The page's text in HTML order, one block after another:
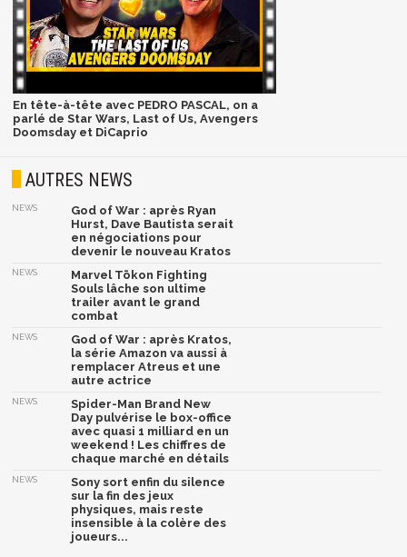
En tête-à-tête avec PEDRO PASCAL, on a
parlé de Star Wars, Last of Us, Avengers
Doomsday et DiCaprio
AUTRES NEWS
NEWS
God of War : après Ryan
Hurst, Dave Bautista serait
en négociations pour
devenir le nouveau Kratos
NEWS
Marvel Tōkon Fighting
Souls lâche son ultime
trailer avant le grand
combat
NEWS
God of War : après Kratos,
la série Amazon va aussi à
remplacer Atreus et une
autre actrice
NEWS
Spider-Man Brand New
Day pulvérise le box-office
avec quasi 1 milliard en un
weekend ! Les chiffres de
chaque marché en détails
NEWS
Sony sort enfin du silence
sur la fin des jeux
physiques, mais reste
insensible à la colère des
joueurs...